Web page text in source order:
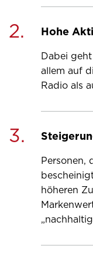
2. Hohe
Dabei
allem auf
Radio als
3.
Personen,
höheren